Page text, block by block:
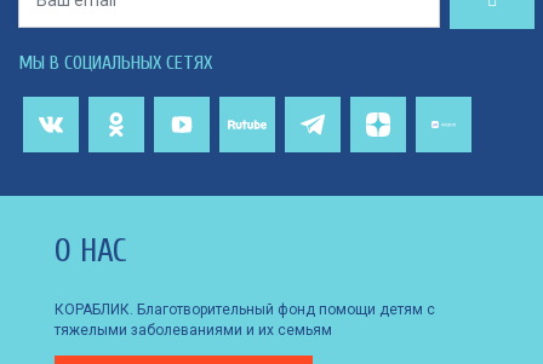
МЫ В СОЦИАЛЬНЫХ СЕТЯХ
О НАС
КОРАБЛИК. Благотворительный фонд помощи детям с
тяжелыми заболеваниями и их семьям